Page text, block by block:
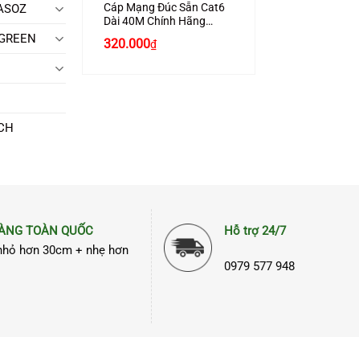
Cáp Mạng Đúc Sẵn Cat6
Dài 40M Chính Hãng
320.000₫
TOÀN QUỐC
hơn 30cm + nhẹ hơn
Hỗ trợ 24/7
0979 577 948